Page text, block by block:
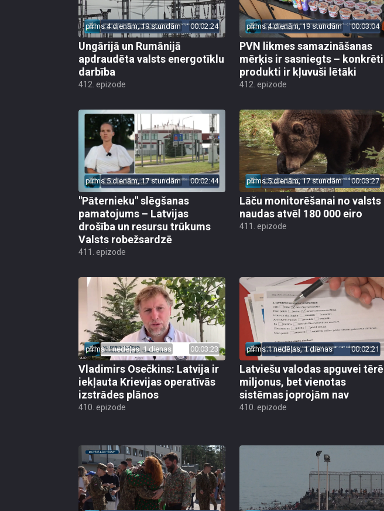
pirms 4 dienām, 19 stundām 00:02:24
Ungārijā un Rumānijā
apdraudēta valsts energotīklu
darbība
412. epizode
pirms 4 dienām, 19 stundām 00:03:04
PVN likmes samazināšanas
mērķis ir sasniegts – konkrēti
produkti ir kļuvuši lētāki
412. epizode
pirms 5 dienām, 17 stundām 00:02:44
"Pāternieku" slēgšanas
pamatojums – Latvijas
drošība un resursu trūkums
Valsts robežsardzē
411. epizode
pirms 5 dienām, 17 stundām 00:03:27
Lāču monitorēšanai no valsts
naudas atvēl 180 000 eiro
411. epizode
pirms 1 nedēļas, 1 dienas 00:03:23
Vladimirs Osečkins: Latvija ir
iekļauta Krievijas operatīvās
izstrādes plānos
410. epizode
pirms 1 nedēļas, 1 dienas 00:02:21
Latviešu valodas apguvei tērē
miljonus, bet vienotas
sistēmas joprojām nav
410. epizode